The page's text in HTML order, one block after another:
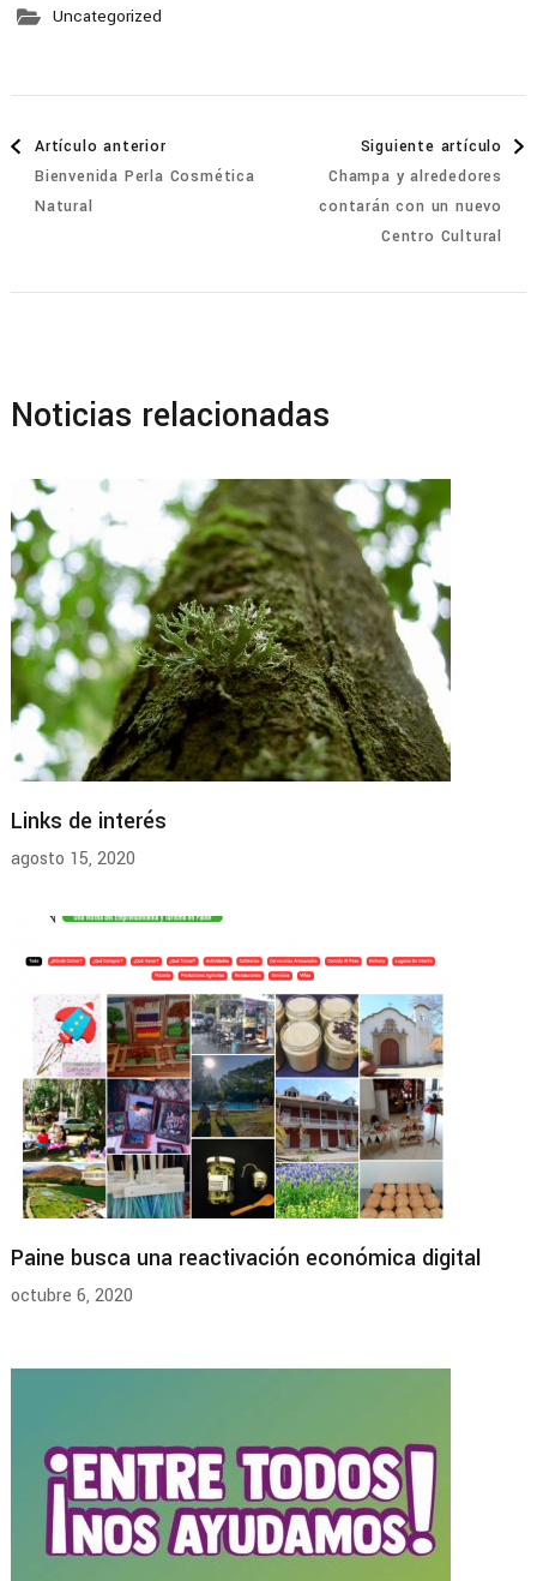
Uncategorized
Navegación
de
entradas
Artículo anterior
Bienvenida Perla Cosmética
Natural
Siguiente artículo
Champa y alrededores
contarán con un nuevo
Centro Cultural
Noticias relacionadas
Links de interés
agosto 15, 2020
Paine busca una reactivación económica digital
octubre 6, 2020